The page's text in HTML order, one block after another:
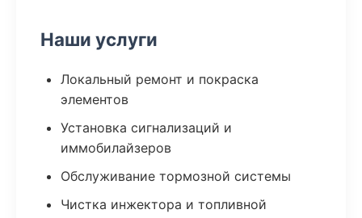
Наши услуги
Локальный ремонт и покраска
элементов
Установка сигнализаций и
иммобилайзеров
Обслуживание тормозной системы
Чистка инжектора и топливной